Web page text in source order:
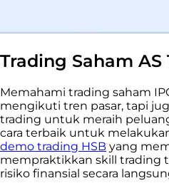
Trading Saham AS
Memahami trading saham
mengikuti tren pasar, tapi
trading untuk meraih
cara terbaik untuk
demo trading HSB yang
mempraktikkan skill trading
risiko finansial secara